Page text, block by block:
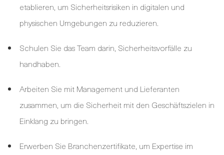
etablieren, um Sicherheitsrisiken in digitalen und
physischen Umgebungen zu reduzieren.
Schulen Sie das Team darin, Sicherheitsvorfälle zu
handhaben.
Arbeiten Sie mit Management und Lieferanten
zusammen, um die Sicherheit mit den Geschäftszielen in
Einklang zu bringen.
Erwerben Sie Branchenzertifikate, um Expertise im